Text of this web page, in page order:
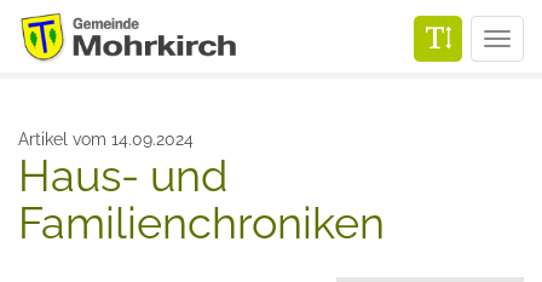
Artikel vom 14.09.2024
Haus- und
Familienchroniken